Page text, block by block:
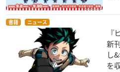
書籍 ニュース
新
し
を